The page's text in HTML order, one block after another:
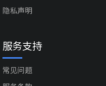
隐私声明
服务支持
常见问题